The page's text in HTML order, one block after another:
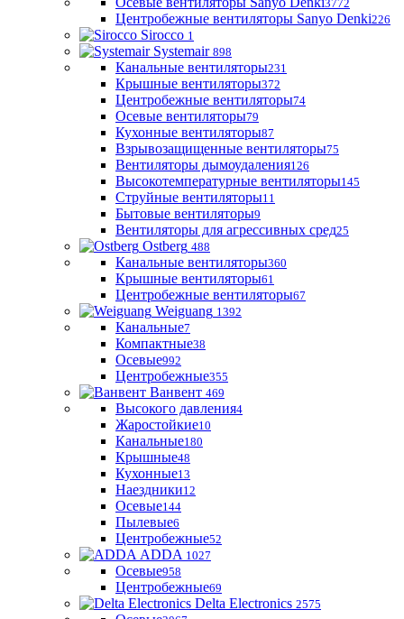
3772
Центробежные вентиляторы Sanyo Denki226
Sirocco 1
Systemair 898
Канальные вентиляторы231
Крышные вентиляторы372
Центробежные вентиляторы74
Осевые вентиляторы79
Кухонные вентиляторы87
Взрывозащищенные вентиляторы75
Вентиляторы дымоудаления126
Высокотемпературные вентиляторы145
Струйные вентиляторы11
Бытовые вентиляторы9
Вентиляторы для агрессивных сред25
Ostberg 488
Канальные вентиляторы360
Крышные вентиляторы61
Центробежные вентиляторы67
Weiguang 1392
Канальные7
Компактные38
Осевые992
Центробежные355
Ванвент 469
Высокого давления4
Жаростойкие10
Канальные180
Крышные48
Кухонные13
Наездники12
Осевые144
Пылевые6
Центробежные52
ADDA 1027
Осевые958
Центробежные69
Delta Electronics 2575